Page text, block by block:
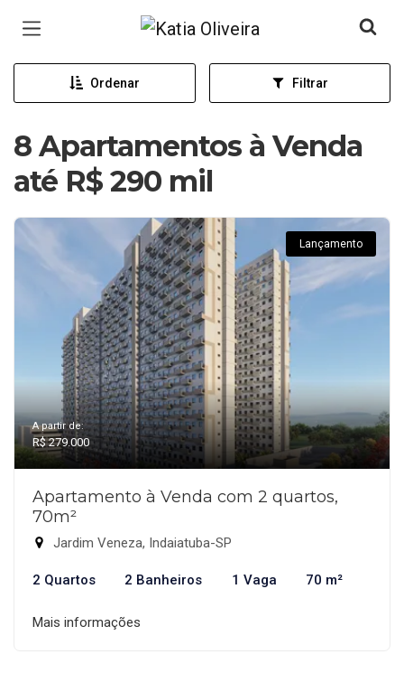
Página inicial
Ordenar Filtrar
8 Apartamentos à Venda
até R$ 290 mil
Lançamento
A partir de:
R$ 279.000
Apartamento à Venda com 2 quartos,
70m²
Jardim Veneza, Indaiatuba-SP
2 Quartos 2 Banheiros 1 Vaga 70 m²
Mais informações